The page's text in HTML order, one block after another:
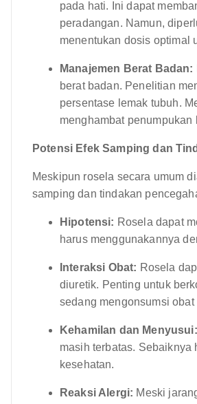
pada hati. Ini dapat
peradangan. Namun,
menentukan dosis optimal
Manajemen Berat Badan:
berat badan. Penelitian
persentase lemak tubuh.
menghambat
Potensi Efek Samping dan
Meskipun rosela secara umum
samping dan tindakan
Hipotensi: Rosela dapat
harus menggunakannya
Interaksi Obat: Rosela
diuretik. Penting untuk
sedang mengonsumsi obat
Kehamilan dan Menyusui:
masih terbatas.
kesehatan.
Reaksi Alergi: Meski